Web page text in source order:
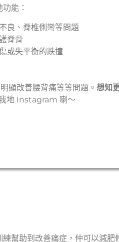
能：
良、脊椎側彎等問題
脊骨
或失平衡的跌撞
顯改善腰背痛等等問題。 想知
地 Instagram 喇～
練幫助到改善痛症，仲可以減肥